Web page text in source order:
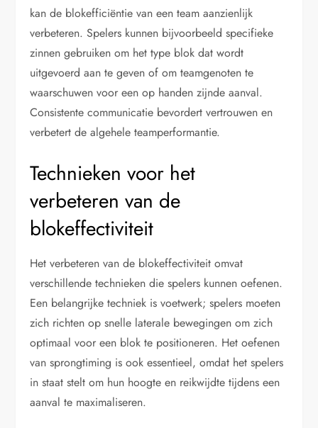
kan de blokefficiëntie van een team aanzienlijk
verbeteren. Spelers kunnen bijvoorbeeld specifieke
zinnen gebruiken om het type blok dat wordt
uitgevoerd aan te geven of om teamgenoten te
waarschuwen voor een op handen zijnde aanval.
Consistente communicatie bevordert vertrouwen en
verbetert de algehele teamperformantie.
Technieken voor het
verbeteren van de
blokeffectiviteit
Het verbeteren van de blokeffectiviteit omvat
verschillende technieken die spelers kunnen oefenen.
Een belangrijke techniek is voetwerk; spelers moeten
zich richten op snelle laterale bewegingen om zich
optimaal voor een blok te positioneren. Het oefenen
van sprongtiming is ook essentieel, omdat het spelers
in staat stelt om hun hoogte en reikwijdte tijdens een
aanval te maximaliseren.